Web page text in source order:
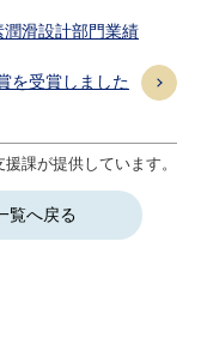
滑設計部門業績
を受賞しました
課が提供しています。
覧へ戻る